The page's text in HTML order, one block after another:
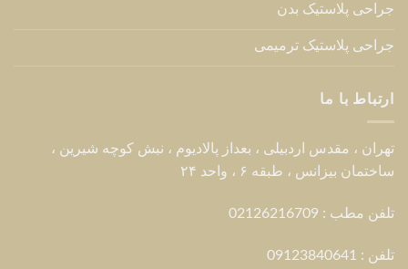
جراحی پلاستیک بدن
جراحی پلاستیک ترمیمی
ارتباط با ما
تهران ، مقدس اردبیلی ، بعداز پالادیوم ، نبش کوچه شیرین ،
ساختمان بیزانس ، طبقه ۶ ، واحد ۲۴
تلفن مطب : 02126216709
تلفن : 09123840641